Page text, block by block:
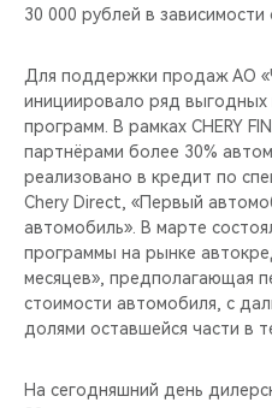
ВИДЕООБЗОРЫ
CHERY ДЛЯ ДЕТЕЙ
30 000 рублей в
Для поддержки продаж АО
инициировало ряд
программ. В рамках CHERY
партнёрами более 30%
реализовано в кредит по
Chery Direct, «Первый
автомобиль». В марте
программы на рынке
месяцев», предполагающая
стоимости автомобиля, c
долями оставшейся части в
На сегодняшний день